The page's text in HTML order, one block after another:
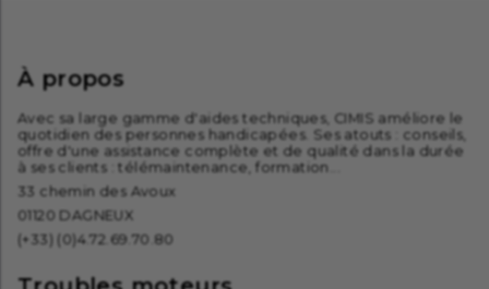
À propos
Avec sa large gamme d'aides techniques, CIMIS améliore le
quotidien des personnes handicapées. Ses atouts : conseils,
offre d'une assistance complète et de qualité dans la durée
à ses clients : télémaintenance, formation...
33 chemin des Avoux
01120 DAGNEUX
(+33) (0)4.72.69.70.80